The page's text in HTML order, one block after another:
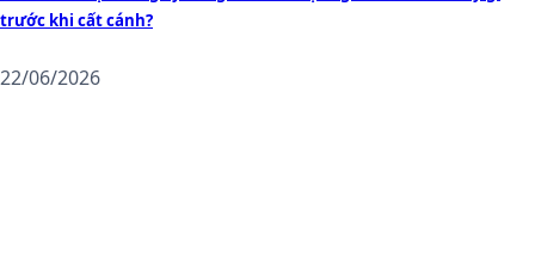
trước khi cất cánh?
22/06/2026